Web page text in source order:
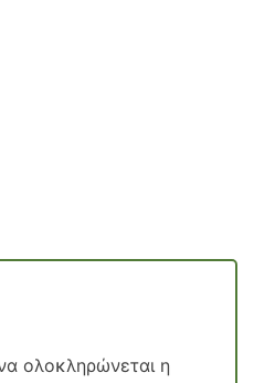
ολοκληρώνεται η